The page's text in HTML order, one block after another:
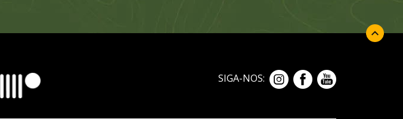
SIGA-NOS: